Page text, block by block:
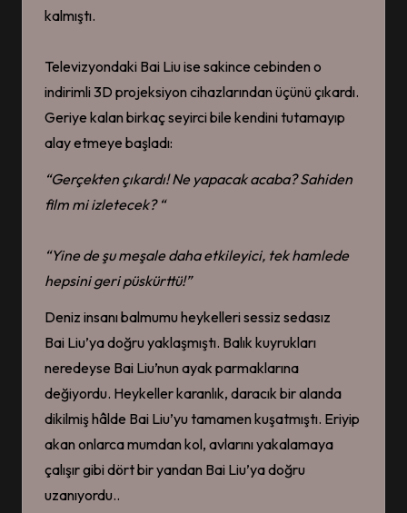
kalmıştı.
Televizyondaki Bai Liu ise sakince cebinden o
indirimli 3D projeksiyon cihazlarından üçünü çıkardı.
Geriye kalan birkaç seyirci bile kendini tutamayıp
alay etmeye başladı:
“Gerçekten çıkardı! Ne yapacak acaba?Sahiden
film mi izletecek? “
“Yine de şu meşale daha etkileyici, tek hamlede
hepsini geri püskürttü!”
Deniz insanı balmumu heykelleri sessiz sedasız
Bai Liu’ya doğru yaklaşmıştı. Balık kuyrukları
neredeyse Bai Liu’nun ayak parmaklarına
değiyordu. Heykeller karanlık, daracık bir alanda
dikilmiş hâlde Bai Liu’yu tamamen kuşatmıştı. Eriyip
akan onlarca mumdan kol, avlarını yakalamaya
çalışır gibi dört bir yandan Bai Liu’ya doğru
uzanıyordu..